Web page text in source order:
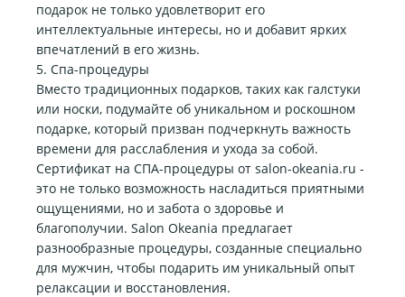
подарок не только удовлетворит его
интеллектуальные интересы, но и добавит ярких
впечатлений в его жизнь.
5. Спа-процедуры
Вместо традиционных подарков, таких как галстуки
или носки, подумайте об уникальном и роскошном
подарке, который призван подчеркнуть важность
времени для расслабления и ухода за собой.
Сертификат на СПА-процедуры от salon-okeania.ru -
это не только возможность насладиться приятными
ощущениями, но и забота о здоровье и
благополучии. Salon Okeania предлагает
разнообразные процедуры, созданные специально
для мужчин, чтобы подарить им уникальный опыт
релаксации и восстановления.